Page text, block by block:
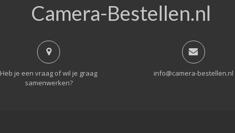
Camera-Bestellen.nl
Heb je een vraag of wil je graag
samenwerken?
info@camera-bestellen.nl